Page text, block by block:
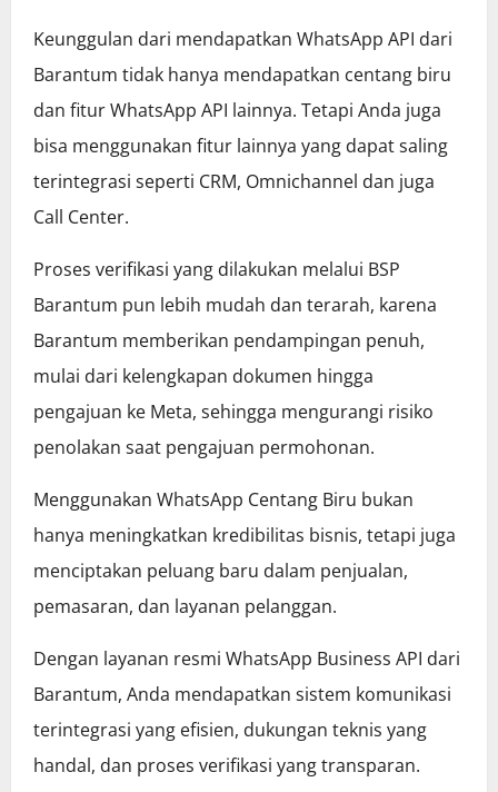
Keunggulan dari mendapatkan WhatsApp API dari
Barantum tidak hanya mendapatkan centang biru
dan fitur WhatsApp API lainnya. Tetapi Anda juga
bisa menggunakan fitur lainnya yang dapat saling
terintegrasi seperti CRM, Omnichannel dan juga
Call Center.
Proses verifikasi yang dilakukan melalui BSP
Barantum pun lebih mudah dan terarah, karena
Barantum memberikan pendampingan penuh,
mulai dari kelengkapan dokumen hingga
pengajuan ke Meta, sehingga mengurangi risiko
penolakan saat pengajuan permohonan.
Menggunakan WhatsApp Centang Biru bukan
hanya meningkatkan kredibilitas bisnis, tetapi juga
menciptakan peluang baru dalam penjualan,
pemasaran, dan layanan pelanggan.
Dengan layanan resmi WhatsApp Business API dari
Barantum, Anda mendapatkan sistem komunikasi
terintegrasi yang efisien, dukungan teknis yang
handal, dan proses verifikasi yang transparan.